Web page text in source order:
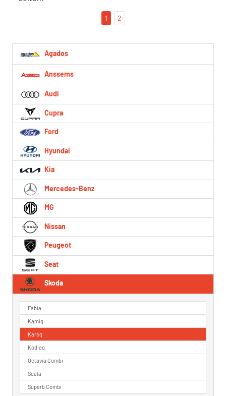
1 2
Agados
Anssems
Audi
Cupra
Ford
Hyundai
Kia
Mercedes-Benz
MG
Nissan
Peugeot
Seat
Skoda
Fabia
Kamiq
Karoq
Kodiaq
Octavia Combi
Scala
Superb Combi